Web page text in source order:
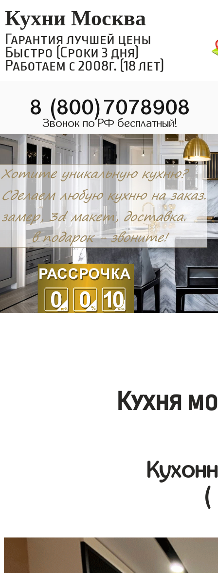
Кухни Москва
Гарантия лучшей цены
Быстро (Сроки 3 дня)
Работаем с 2008г. (18 лет)
8 (800)7078908
Звонок по РФ бесплатный!
Кухня
(